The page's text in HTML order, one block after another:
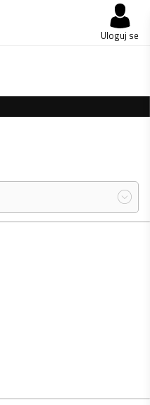
Uloguj se